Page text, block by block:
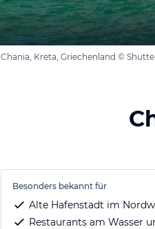
Chania, Kreta, Griechenland ©
Besonders bekannt für
Alte Hafenstadt im
Restaurants am Wasser